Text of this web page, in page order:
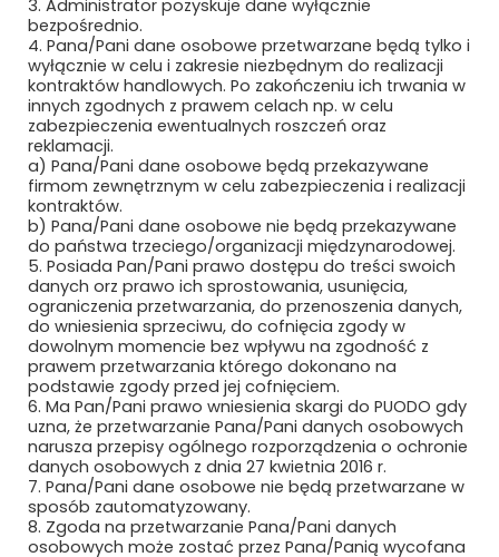
Newsletter
Subskrybuj, aby być na bieżąco
Bezpieczne płatności
3. Administrator pozyskuje dane wyłącznie
bezpośrednio.
4. Pana/Pani dane osobowe przetwarzane będą tylko i
wyłącznie w celu i zakresie niezbędnym do realizacji
kontraktów handlowych. Po zakończeniu ich trwania w
innych zgodnych z prawem celach np. w celu
zabezpieczenia ewentualnych roszczeń oraz
reklamacji.
a) Pana/Pani dane osobowe będą przekazywane
firmom zewnętrznym w celu zabezpieczenia i realizacji
kontraktów.
b) Pana/Pani dane osobowe nie będą przekazywane
do państwa trzeciego/organizacji międzynarodowej.
5. Posiada Pan/Pani prawo dostępu do treści swoich
danych orz prawo ich sprostowania, usunięcia,
ograniczenia przetwarzania, do przenoszenia danych,
do wniesienia sprzeciwu, do cofnięcia zgody w
dowolnym momencie bez wpływu na zgodność z
prawem przetwarzania którego dokonano na
podstawie zgody przed jej cofnięciem.
6. Ma Pan/Pani prawo wniesienia skargi do PUODO gdy
uzna, że przetwarzanie Pana/Pani danych osobowych
narusza przepisy ogólnego rozporządzenia o ochronie
danych osobowych z dnia 27 kwietnia 2016 r.
7. Pana/Pani dane osobowe nie będą przetwarzane w
sposób zautomatyzowany.
8. Zgoda na przetwarzanie Pana/Pani danych
osobowych może zostać przez Pana/Panią wycofana